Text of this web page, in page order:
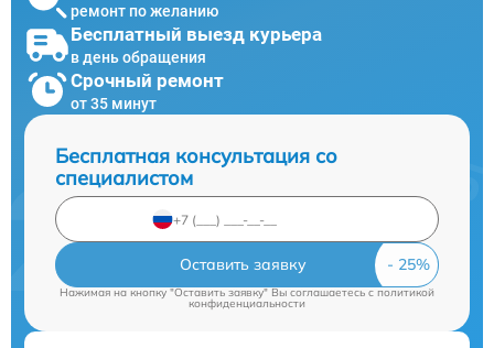
ремонт по желанию
Бесплатный выезд курьера
в день обращения
Срочный ремонт
от 35 минут
Бесплатная консультация со
специалистом
Оставить заявку
Нажимая на кнопку "Оставить заявку" Вы соглашаетесь c политикой
конфиденциальности